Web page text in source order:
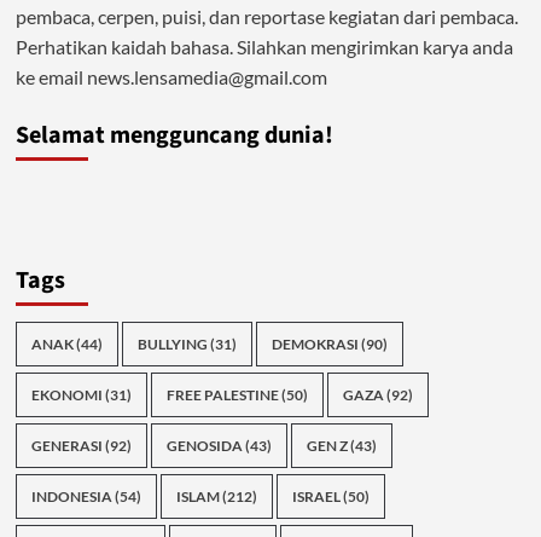
pembaca, cerpen, puisi, dan reportase kegiatan dari pembaca.
Perhatikan kaidah bahasa. Silahkan mengirimkan karya anda
ke email news.lensamedia@gmail.com
Selamat mengguncang dunia!
Tags
ANAK(44) BULLYING (31) DEMOKRASI (90)
EKONOMI (31) FREE PALESTINE(50) GAZA(92)
GENERASI (92) GENOSIDA(43) GEN Z(43)
INDONESIA(54) ISLAM(212) ISRAEL(50)